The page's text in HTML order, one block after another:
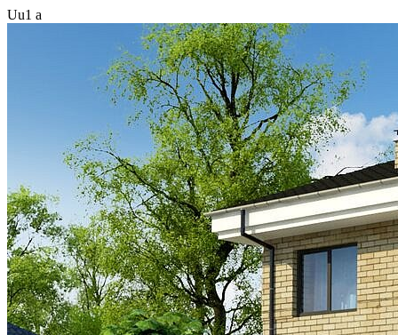
Uu1 a